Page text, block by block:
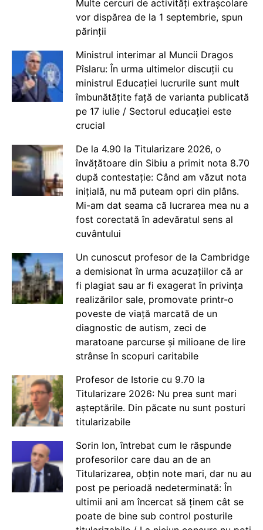
Multe cercuri de activități extrașcolare
vor dispărea de la 1 septembrie, spun
părinții
Ministrul interimar al Muncii Dragos
Pîslaru: În urma ultimelor discuții cu
ministrul Educației lucrurile sunt mult
îmbunătățite față de varianta publicată
pe 17 iulie / Sectorul educației este
crucial
De la 4.90 la Titularizare 2026, o
învățătoare din Sibiu a primit nota 8.70
după contestație: Când am văzut nota
inițială, nu mă puteam opri din plâns.
Mi-am dat seama că lucrarea mea nu a
fost corectată în adevăratul sens al
cuvântului
Un cunoscut profesor de la Cambridge
a demisionat în urma acuzațiilor că ar
fi plagiat sau ar fi exagerat în privința
realizărilor sale, promovate printr-o
poveste de viață marcată de un
diagnostic de autism, zeci de
maratoane parcurse și milioane de lire
strânse în scopuri caritabile
Profesor de Istorie cu 9.70 la
Titularizare 2026: Nu prea sunt mari
așteptările. Din păcate nu sunt posturi
titularizabile
Sorin Ion, întrebat cum le răspunde
profesorilor care dau an de an
Titularizarea, obțin note mari, dar nu au
post pe perioadă nedeterminată: În
ultimii ani am încercat să ținem cât se
poate de bine sub control posturile